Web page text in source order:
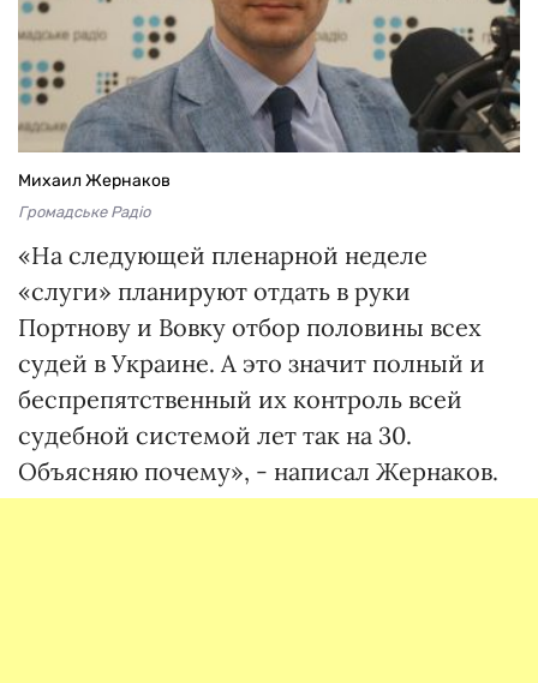
Михаил Жернаков
Громадське Радіо
«На следующей пленарной неделе
«слуги» планируют отдать в руки
Портнову и Вовку отбор половины всех
судей в Украине. А это значит полный и
беспрепятственный их контроль всей
судебной системой лет так на 30.
Объясняю почему», - написал Жернаков.